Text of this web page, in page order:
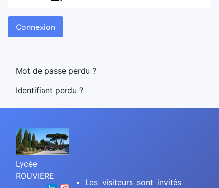
Connexion
Mot de passe perdu ?
Identifiant perdu ?
Lycée
ROUVIERE
Les visiteurs sont invités